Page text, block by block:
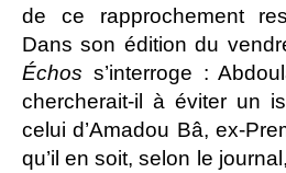
de ce rapprochement
Dans son édition du
Échos s’interroge :
chercherait-il à éviter un
celui d’Amadou Bâ, ex-
qu’il en soit, selon le